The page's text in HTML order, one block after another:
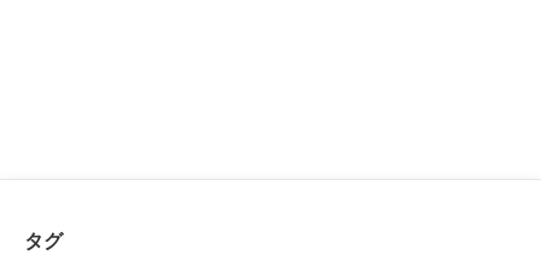
タグ